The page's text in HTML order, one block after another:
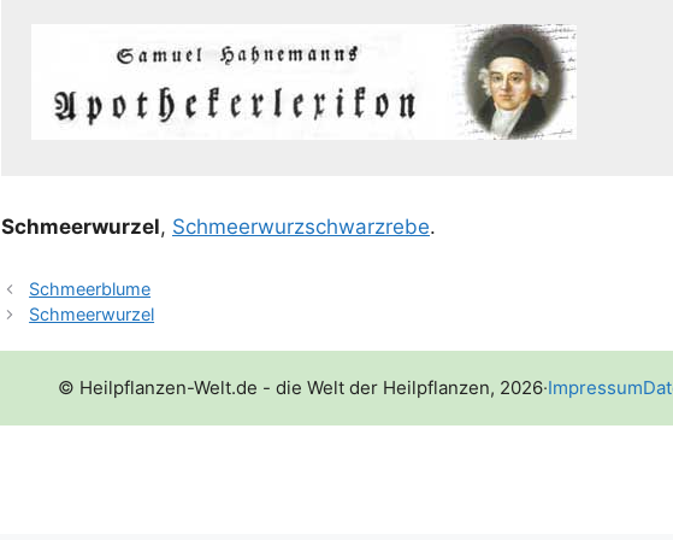
Schmeer­wur­zel, Schmeer­wurz­schwarz­re­be.
Schmeerblume
Schmeerwurzel
© Heilpflanzen-Welt.de - die Welt der Heilpflanzen, 2026·Impressum